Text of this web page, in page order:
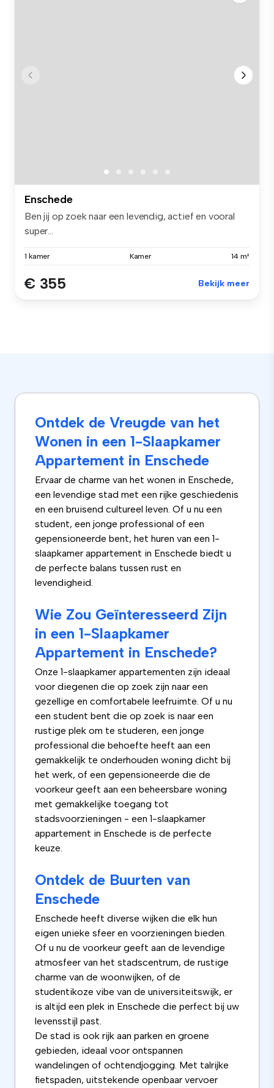
Enschede
Ben jij op zoek naar een levendig, actief en vooral
super...
1 kamer Kamer 14 m²
€ 355 Bekijk meer
Ontdek de Vreugde van het
Wonen in een 1-Slaapkamer
Appartement in Enschede
Ervaar de charme van het wonen in Enschede,
een levendige stad met een rijke geschiedenis
en een bruisend cultureel leven. Of u nu een
student, een jonge professional of een
gepensioneerde bent, het huren van een 1-
slaapkamer appartement in Enschede biedt u
de perfecte balans tussen rust en
levendigheid.
Wie Zou Geïnteresseerd Zijn
in een 1-Slaapkamer
Appartement in Enschede?
Onze 1-slaapkamer appartementen zijn ideaal
voor diegenen die op zoek zijn naar een
gezellige en comfortabele leefruimte. Of u nu
een student bent die op zoek is naar een
rustige plek om te studeren, een jonge
professional die behoefte heeft aan een
gemakkelijk te onderhouden woning dicht bij
het werk, of een gepensioneerde die de
voorkeur geeft aan een beheersbare woning
met gemakkelijke toegang tot
stadsvoorzieningen - een 1-slaapkamer
appartement in Enschede is de perfecte
keuze.
Ontdek de Buurten van
Enschede
Enschede heeft diverse wijken die elk hun
eigen unieke sfeer en voorzieningen bieden.
Of u nu de voorkeur geeft aan de levendige
atmosfeer van het stadscentrum, de rustige
charme van de woonwijken, of de
studentikoze vibe van de universiteitswijk, er
is altijd een plek in Enschede die perfect bij uw
levensstijl past.
De stad is ook rijk aan parken en groene
gebieden, ideaal voor ontspannen
wandelingen of ochtendjogging. Met talrijke
fietspaden, uitstekende openbaar vervoer